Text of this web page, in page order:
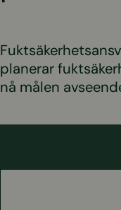
planerar
nå målen